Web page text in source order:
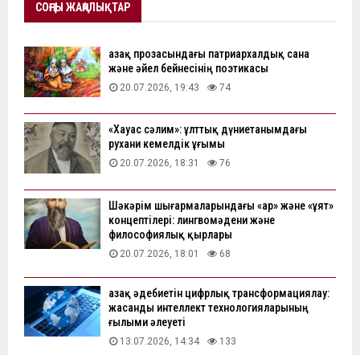
СОҢҒЫ ЖАҢАЛЫҚТАР
Қазақ прозасындағы патриархалдық сана
және әйел бейнесінің поэтикасы
20.07.2026, 19:43 74
«Хауас сәлим»: ұлттық дүниетанымдағы
рухани кемелдік ұғымы
20.07.2026, 18:31 76
Шәкәрім шығармаларындағы «ар» және «ұят»
концептілері: лингвомәдени және
философиялық қырлары
20.07.2026, 18:01 68
Қазақ әдебиетін цифрлық трансформациялау:
жасанды интеллект технологияларының
ғылыми әлеуеті
13.07.2026, 14:34 133